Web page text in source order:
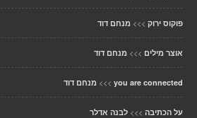
פוקוס ירוק >>> מנחם דוד
אוצר מילים >>> מנחם דוד
you are connected
>>> מנחם דוד
על הכתיבה >>> לבנה אדלר